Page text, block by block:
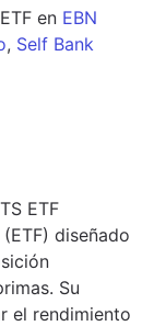
ETF en EBN
, Self Bank
ETF
diseñado
Su
el rendimiento